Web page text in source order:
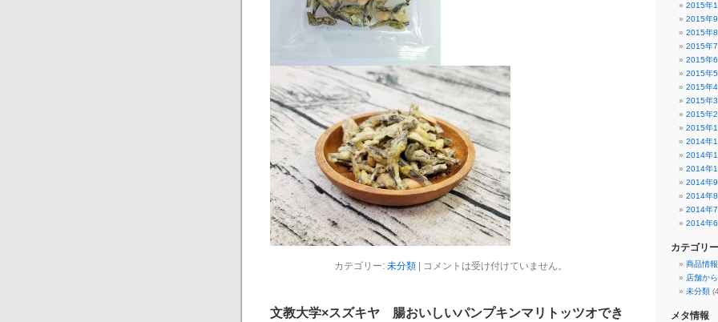
カテゴリー: 未分類| コメントは受け付けていません。
文教大学×スズキヤ 腸おいしいパンプキンマリトッツオでき
2015年
2015年9
2015年8
2015年7
2015年6
2015年5
2015年4
2015年3
2015年2
2015年1
2014年
2014年
2014年
2014年9
2014年8
2014年7
2014年6
カテゴリー
商品情報
店舗か
未分類
メタ情報